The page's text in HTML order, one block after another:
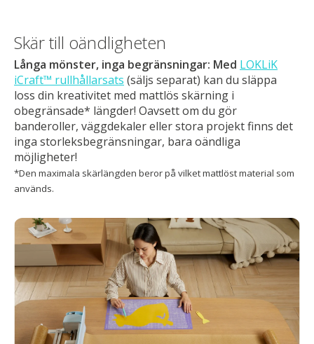
Skär till oändligheten
Långa mönster, inga begränsningar: Med LOKLiK
iCraft™ rullhållarsats (säljs separat) kan du släppa
loss din kreativitet med mattlös skärning i
obegränsade* längder! Oavsett om du gör
banderoller, väggdekaler eller stora projekt finns det
inga storleksbegränsningar, bara oändliga
möjligheter!
*Den maximala skärlängden beror på vilket mattlöst material som
används.